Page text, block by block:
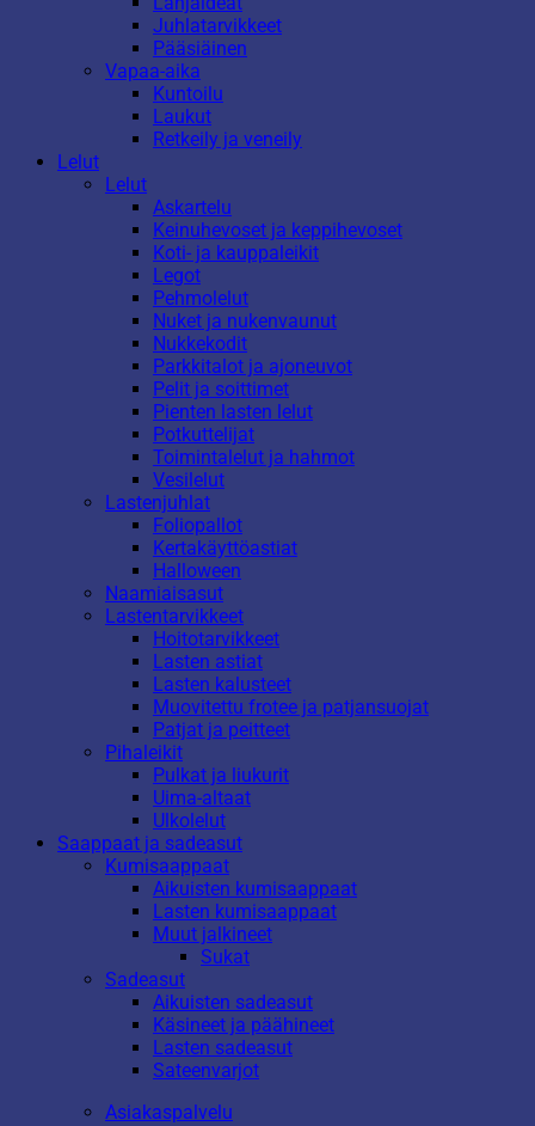
Juhlatarvikkeet
Pääsiäinen
Vapaa-aika
Kuntoilu
Laukut
Retkeily ja veneily
Lelut
Lelut
Askartelu
Keinuhevoset ja keppihevoset
Koti- ja kauppaleikit
Legot
Pehmolelut
Nuket ja nukenvaunut
Nukkekodit
Parkkitalot ja ajoneuvot
Pelit ja soittimet
Pienten lasten lelut
Potkuttelijat
Toimintalelut ja hahmot
Vesilelut
Lastenjuhlat
Foliopallot
Kertakäyttöastiat
Halloween
Naamiaisasut
Lastentarvikkeet
Hoitotarvikkeet
Lasten astiat
Lasten kalusteet
Muovitettu frotee ja patjansuojat
Patjat ja peitteet
Pihaleikit
Pulkat ja liukurit
Uima-altaat
Ulkolelut
Saappaat ja sadeasut
Kumisaappaat
Aikuisten kumisaappaat
Lasten kumisaappaat
Muut jalkineet
Sukat
Sadeasut
Aikuisten sadeasut
Käsineet ja päähineet
Lasten sadeasut
Sateenvarjot
Asiakaspalvelu